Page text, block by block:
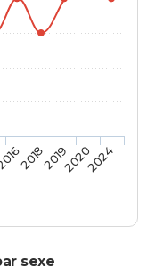
2018201920202024
sexe